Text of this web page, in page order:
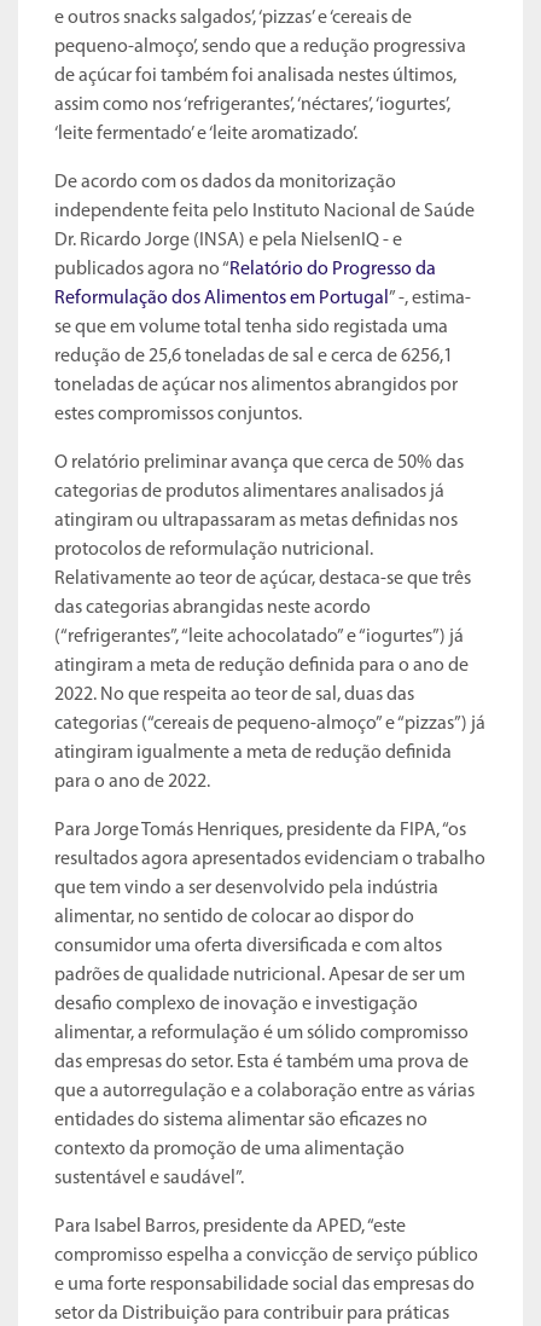
e outros snacks salgados’, ‘pizzas’ e ‘cereais de
pequeno-almoço’, sendo que a redução progressiva
de açúcar foi também foi analisada nestes últimos,
assim como nos ‘refrigerantes’, ‘néctares’, ‘iogurtes’,
‘leite fermentado’ e ‘leite aromatizado’.
De acordo com os dados da monitorização
independente feita pelo Instituto Nacional de Saúde
Dr. Ricardo Jorge (INSA) e pela NielsenIQ - e
publicados agora no “Relatório do Progresso da
Reformulação dos Alimentos em Portugal ” -, estima-
se que em volume total tenha sido registada uma
redução de 25,6 toneladas de sal e cerca de 6256,1
toneladas de açúcar nos alimentos abrangidos por
estes compromissos conjuntos.
O relatório preliminar avança que cerca de 50% das
categorias de produtos alimentares analisados já
atingiram ou ultrapassaram as metas definidas nos
protocolos de reformulação nutricional.
Relativamente ao teor de açúcar, destaca-se que três
das categorias abrangidas neste acordo
(“refrigerantes”, “leite achocolatado” e “iogurtes”) já
atingiram a meta de redução definida para o ano de
2022. No que respeita ao teor de sal, duas das
categorias (“cereais de pequeno-almoço” e “pizzas”) já
atingiram igualmente a meta de redução definida
para o ano de 2022.
Para Jorge Tomás Henriques, presidente da FIPA, “os
resultados agora apresentados evidenciam o trabalho
que tem vindo a ser desenvolvido pela indústria
alimentar, no sentido de colocar ao dispor do
consumidor uma oferta diversificada e com altos
padrões de qualidade nutricional. Apesar de ser um
desafio complexo de inovação e investigação
alimentar, a reformulação é um sólido compromisso
das empresas do setor. Esta é também uma prova de
que a autorregulação e a colaboração entre as várias
entidades do sistema alimentar são eficazes no
contexto da promoção de uma alimentação
sustentável e saudável”.
Para Isabel Barros, presidente da APED, “este
compromisso espelha a convicção de serviço público
e uma forte responsabilidade social das empresas do
setor da Distribuição para contribuir para práticas